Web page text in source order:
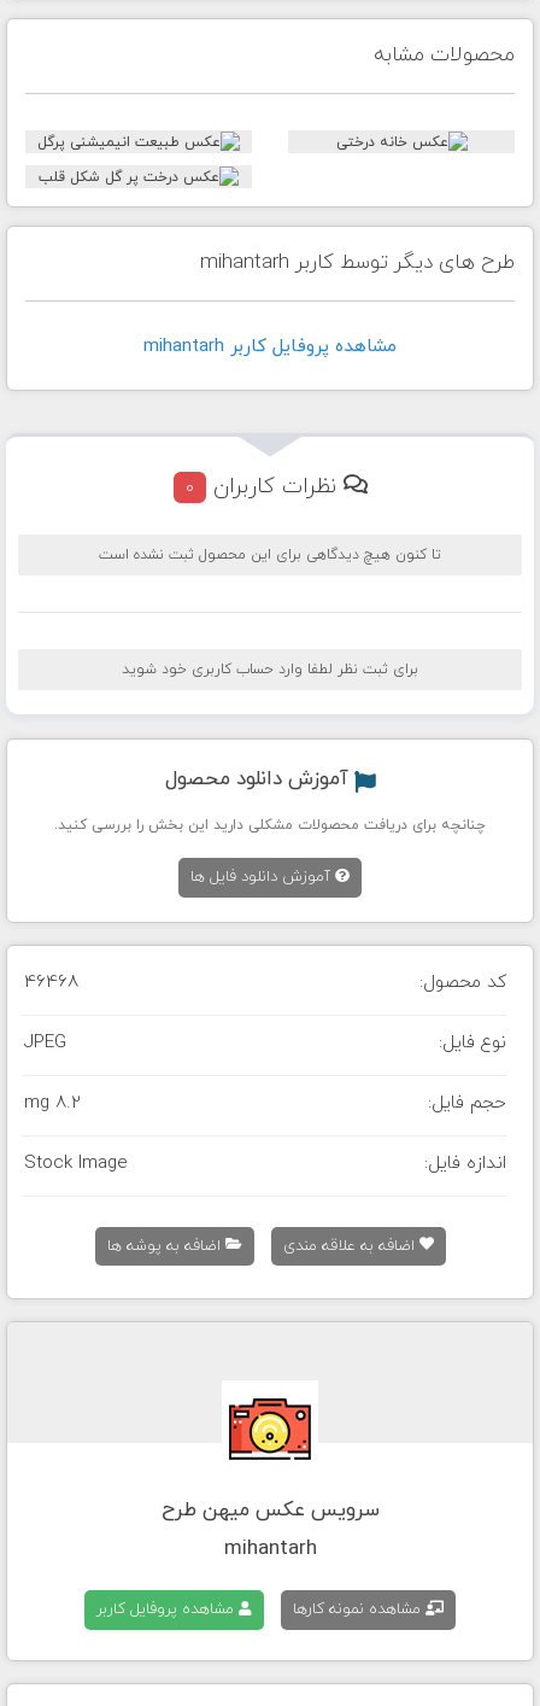
محصولات مشابه
طرح های دیگر توسط کاربر mihantarh
مشاهده پروفايل کاربر mihantarh
نظرات کاربران 0
تا کنون هیچ دیدگاهی برای این محصول ثبت نشده است
برای ثبت نظر لطفا وارد حساب کاربری خود شوید
آموزش دانلود محصول
چنانچه برای دریافت محصولات مشکلی دارید این بخش را بررسی کنید.
آموزش دانلود فایل ها
کد محصول: 46468
نوع فایل: JPEG
حجم فایل: 8.2 mg
اندازه فایل: Stock Image
اضافه به علاقه مندی اضافه به پوشه ها
سرویس عکس میهن طرح
mihantarh
مشاهده نمونه کارها مشاهده پروفایل کاربر